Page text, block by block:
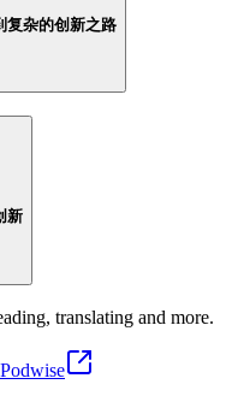
复杂的创新之路
新
translating and more.